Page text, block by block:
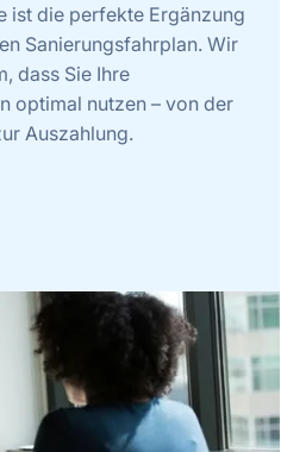
ist die perfekte Ergänzung
Sanierungsfahrplan. Wir
dass Sie Ihre
optimal nutzen – von der
Auszahlung.